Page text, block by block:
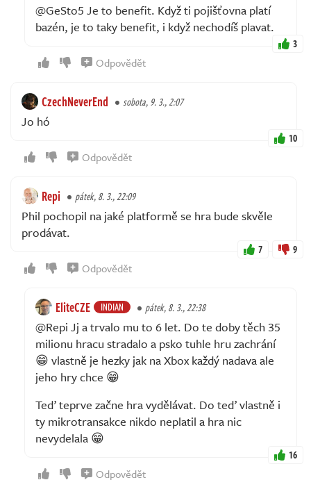
@GeSto5 Je to benefit. Když ti pojišťovna platí
bazén, je to taky benefit, i když nechodíš plavat.
3
Odpovědět
CzechNeverEnd sobota, 9. 3., 2:07
Jo hó
10
Odpovědět
Repi pátek, 8. 3., 22:09
Phil pochopil na jaké platformě se hra bude skvěle
prodávat.
7 9
Odpovědět
EliteCZE INDIAN pátek, 8. 3., 22:38
@Repi Jj a trvalo mu to 6 let. Do te doby těch 35
milionu hracu stradalo a psko tuhle hru zachrání
😁 vlastně je hezky jak na Xbox každý nadava ale
jeho hry chce 😁
Teď teprve začne hra vydělávat. Do teď vlastně i
ty mikrotransakce nikdo neplatil a hra nic
nevydelala 😁
16
Odpovědět